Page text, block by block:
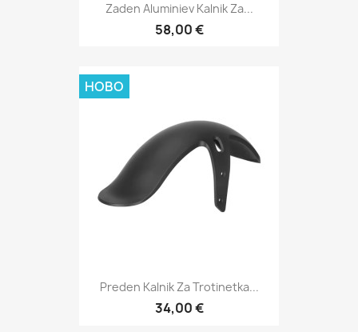
Zaden Aluminiev Kalnik Za...
58,00 €
Preden Kalnik Za Trotinetka...
34,00 €
НОВО